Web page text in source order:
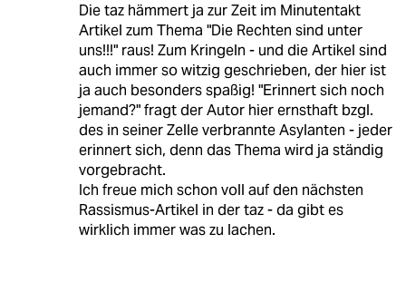
Die taz hämmert ja zur Zeit im Minutentakt
Artikel zum Thema "Die Rechten sind unter
uns!!!" raus! Zum Kringeln - und die Artikel sind
auch immer so witzig geschrieben, der hier ist
ja auch besonders spaßig! "Erinnert sich noch
jemand?" fragt der Autor hier ernsthaft bzgl.
des in seiner Zelle verbrannte Asylanten - jeder
erinnert sich, denn das Thema wird ja ständig
vorgebracht.
Ich freue mich schon voll auf den nächsten
Rassismus-Artikel in der taz - da gibt es
wirklich immer was zu lachen.